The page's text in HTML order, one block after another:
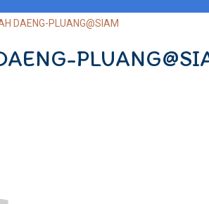
DAENG-PLUANG@SIAM